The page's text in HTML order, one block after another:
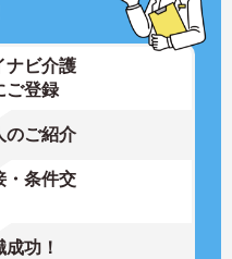
ナビ介護
ご登録
のご紹介
・条件交
成功！